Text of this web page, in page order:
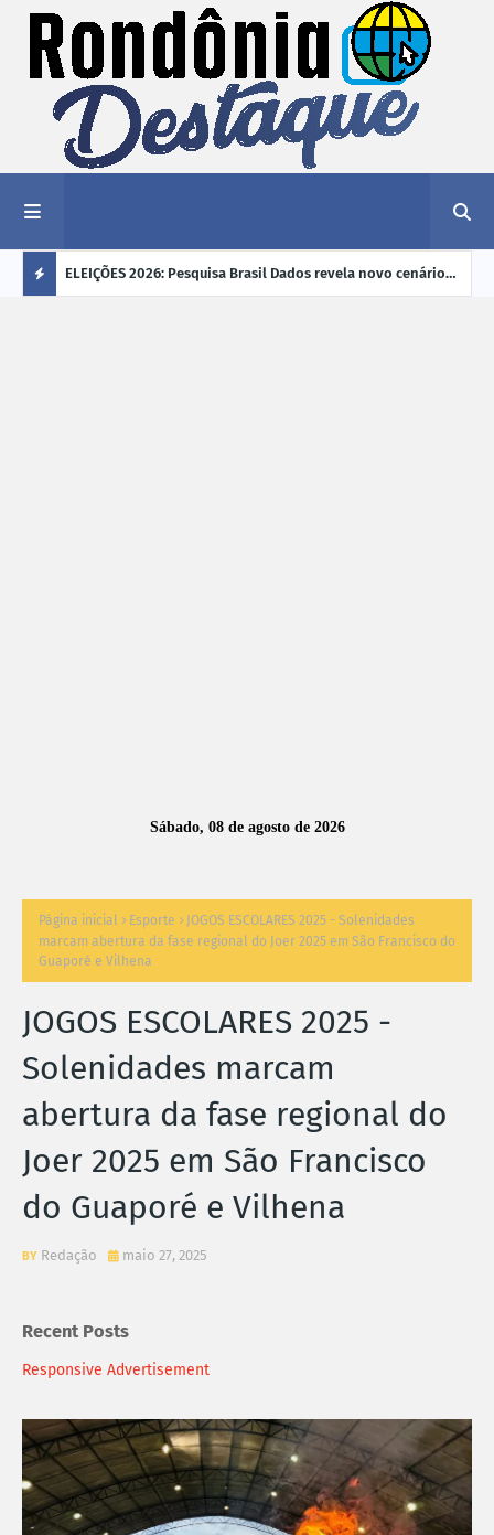
a mais ELEIÇÕES 2026: Pesquisa Brasil Dados revela novo cenário
Sábado, 08 de agosto de 2026
Página inicial Esporte
JOGOS ESCOLARES 2025 - Solenidades
marcam abertura da fase regional do Joer 2025 em São Francisco do
Guaporé e Vilhena
JOGOS ESCOLARES 2025 -
Solenidades marcam
abertura da fase regional do
Joer 2025 em São Francisco
do Guaporé e Vilhena
Redação maio 27, 2025
Recent Posts
Responsive Advertisement